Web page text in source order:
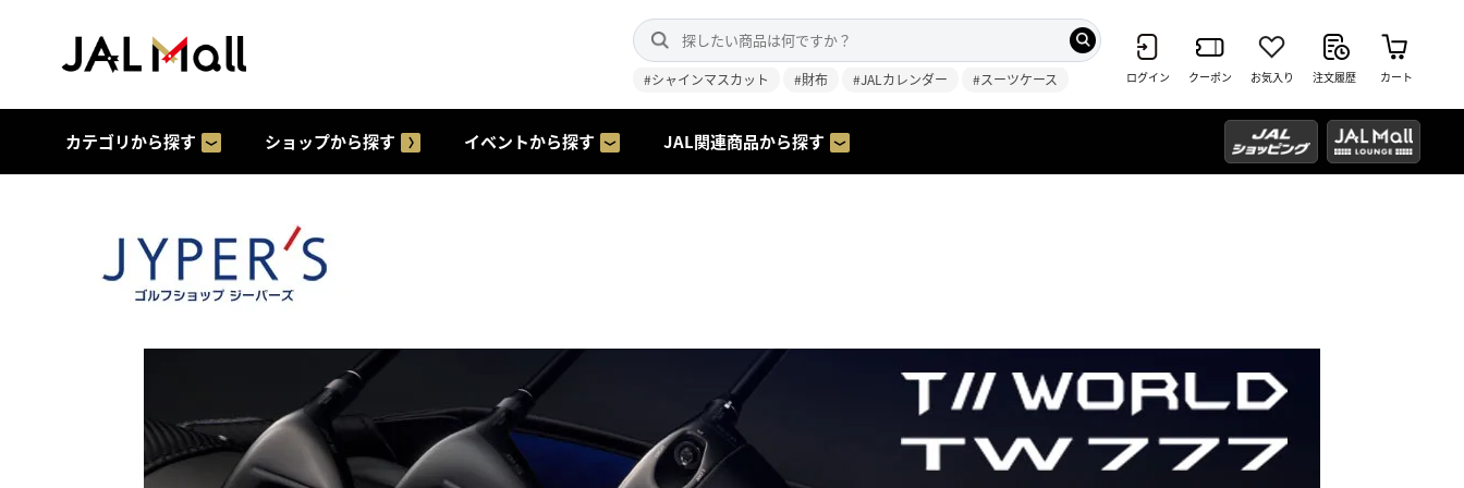
#シャインマスカット #財布 #JALカレンダー #スーツケース ログイン クーポン お気入り 注文履歴 カート
カテゴリから探す ショップから探す イベントから探す JAL関連商品から探す